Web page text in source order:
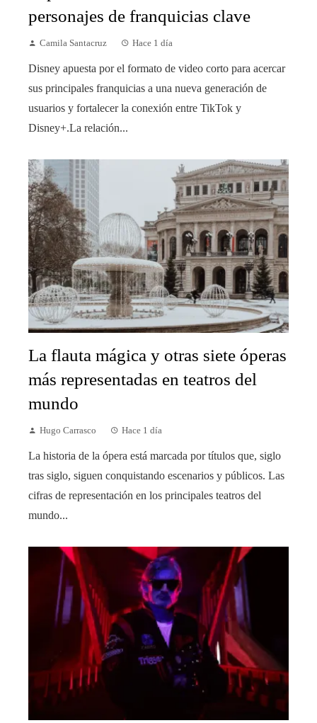
personajes de franquicias clave
Camila Santacruz Hace 1 día
Disney apuesta por el formato de video corto para acercar
sus principales franquicias a una nueva generación de
usuarios y fortalecer la conexión entre TikTok y
Disney+.La relación...
La flauta mágica y otras siete óperas
más representadas en teatros del
mundo
Hugo Carrasco Hace 1 día
La historia de la ópera está marcada por títulos que, siglo
tras siglo, siguen conquistando escenarios y públicos. Las
cifras de representación en los principales teatros del
mundo...